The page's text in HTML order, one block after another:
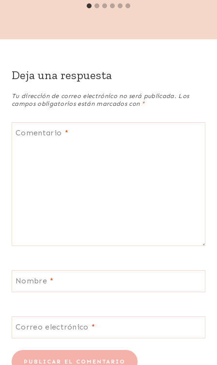
Deja una respuesta
Tu dirección de correo electrónico no será publicada. Los
campos obligatorios están marcados con *
Comentario *
Nombre *
Correo electrónico *